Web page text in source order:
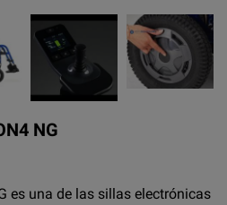
NG
es una de las sillas electrónicas